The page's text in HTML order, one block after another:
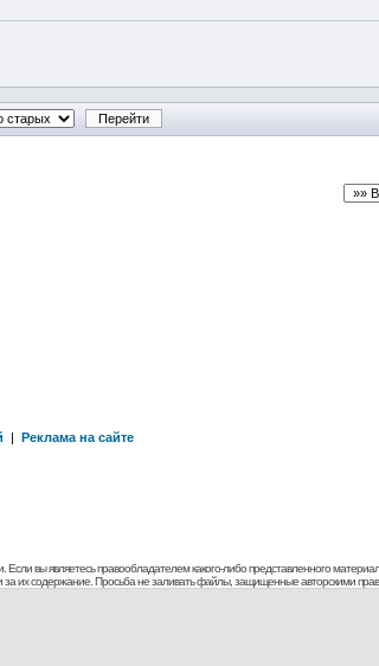
| Реклама на сайте
вы являетесь правообладателем какого-либо представленного
их содержание. Просьба не заливать файлы, защищенные авторскими